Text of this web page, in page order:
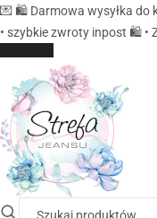
💌 🛍️ Darmowa wysyłka do
• szybkie zwroty inpost 🛍️ •